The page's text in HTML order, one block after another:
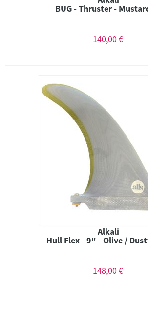
BUG - Thruster -
140,00 €
Alkali
Hull Flex - 9" - Olive /
148,00 €